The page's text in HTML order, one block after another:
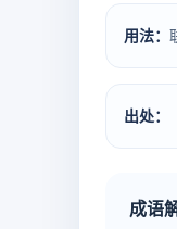
用法：
出处：
成语